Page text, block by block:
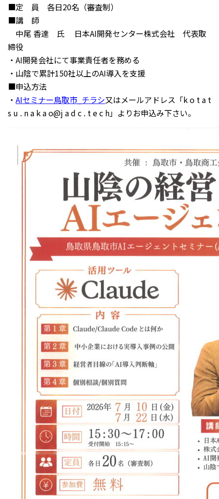
■定 員 各日20名（審査制）
■講 師
中尾 香達 氏 日本AI開発センター株式会社 代表取
締役
・AI開発会社にて事業責任者を務める
・山陰で累計150社以上のAI導入を支援
■申込方法
・ AIセミナー鳥取市_チラシ又はメールアドレス「k o t a t
s u . n a k a o@j a d c . t e c h」よりお申込み下さい。